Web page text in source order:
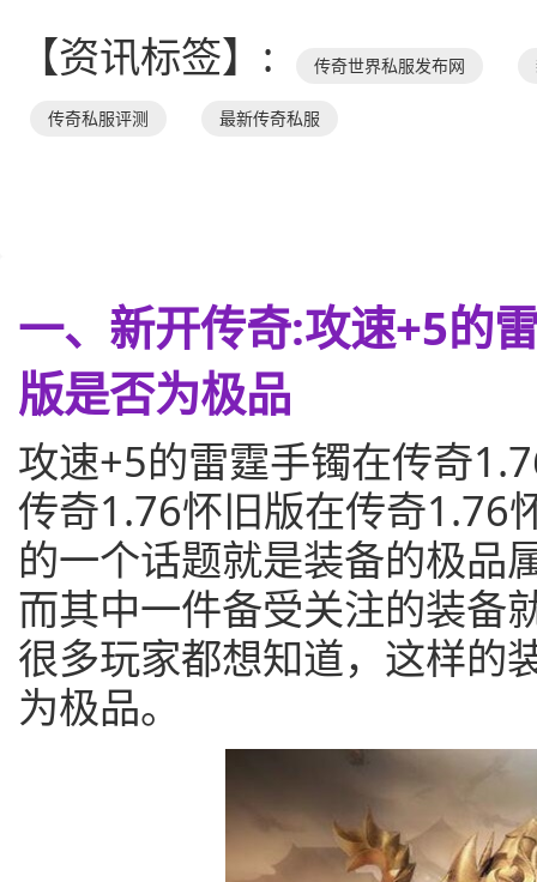
【资讯标签】:
传奇世界私服发布网
传奇私服评测 最新传奇私服
一、新开传奇:攻速+5的
版是否为极品
攻速+5的雷霆手镯在传奇
传奇1.76怀旧版在传奇1.76
的一个话题就是装备的极品
而其中一件备受关注的装备
很多玩家都想知道，这样的
为极品。